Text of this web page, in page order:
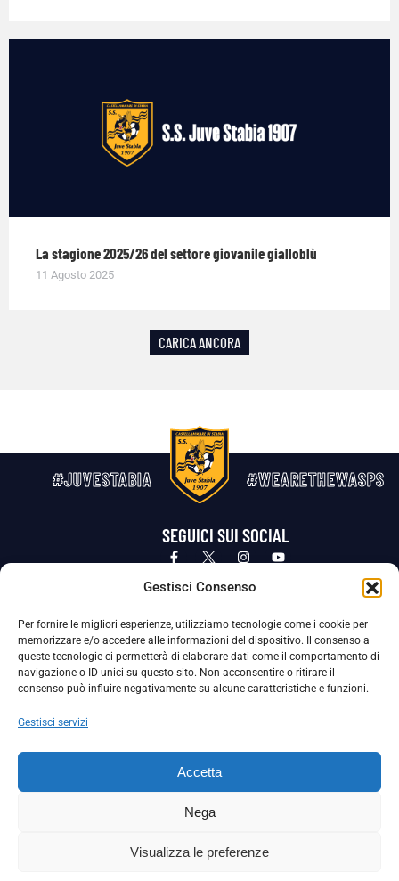
Gestisci Consenso
Per fornire le migliori esperienze, utilizziamo tecnologie come i cookie per
memorizzare e/o accedere alle informazioni del dispositivo. Il consenso a
queste tecnologie ci permetterà di elaborare dati come il comportamento di
navigazione o ID unici su questo sito. Non acconsentire o ritirare il
consenso può influire negativamente su alcune caratteristiche e funzioni.
Gestisci servizi
Accetta
Nega
Visualizza le preferenze
La stagione 2025/26 del settore giovanile gialloblù
11 Agosto 2025
CARICA ANCORA
#JUVESTABIA #WEARETHEWASPS
SEGUICI SUI SOCIAL
Privacy Policy Cookie Policy
La Società ha nominato il Responsabile della Protezione dei Dati Personali (DPO), figura specializzata che vigila sulle modalità
adottate dalla nostra Società per tutelare i Suoi dati personali.
Per contattare il DPO può scrivere a
La Società ha inoltre adottato un proprio Codice Etico, consultabile al seguente link:
Scarica il Codice Etico